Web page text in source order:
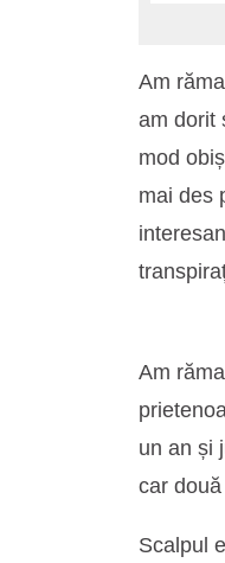
Am
am dorit
mod
mai des
Am
un an și
car
Scalpul